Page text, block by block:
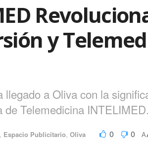
y
a Oliva con la
Telemedicina
, Espacio Publicitario, Oliva 0 0 A